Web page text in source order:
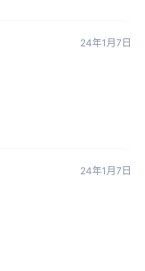
24年1月7日
24年1月7日